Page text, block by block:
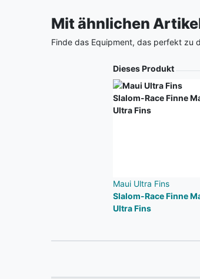
Mit ähnlichen
Finde das Equipment, das perfekt zu
Dieses Produkt
Maui Ultra Fins
Slalom-Race Finne
Ultra Fins